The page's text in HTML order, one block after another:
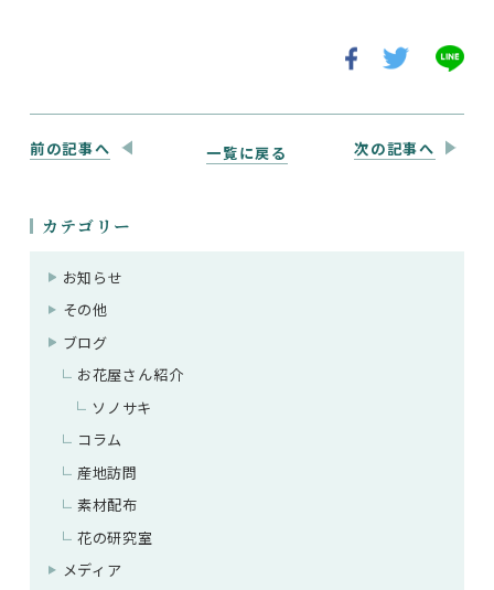
前の記事へ 一覧に戻る 次の記事へ
カテゴリー
お知らせ
その他
ブログ
お花屋さん紹介
ソノサキ
コラム
産地訪問
素材配布
花の研究室
メディア